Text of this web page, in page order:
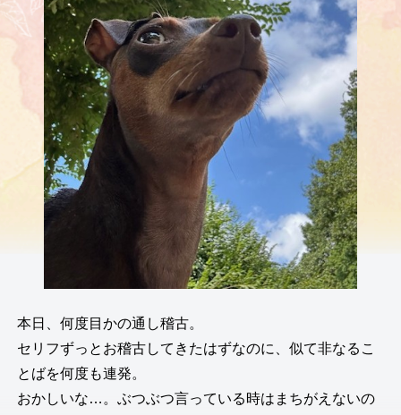
本日、何度目かの通し稽古。
セリフずっとお稽古してきたはずなのに、似て非なるこ
とばを何度も連発。
おかしいな…。ぶつぶつ言っている時はまちがえないの